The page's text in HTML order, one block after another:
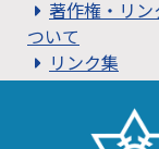
著作権・リ
ついて
リンク集